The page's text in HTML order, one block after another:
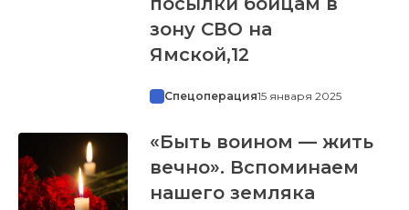
зону СВО на
Ямской,12
Спецоперация15 января 2025
«Быть воином — жить
вечно». Вспоминаем
нашего земляка